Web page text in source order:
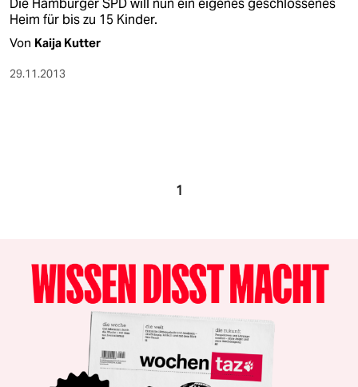
Die Hamburger SPD will nun ein eigenes geschlossenes
Heim für bis zu 15 Kinder.
Von Kaija Kutter
29.11.2013
1